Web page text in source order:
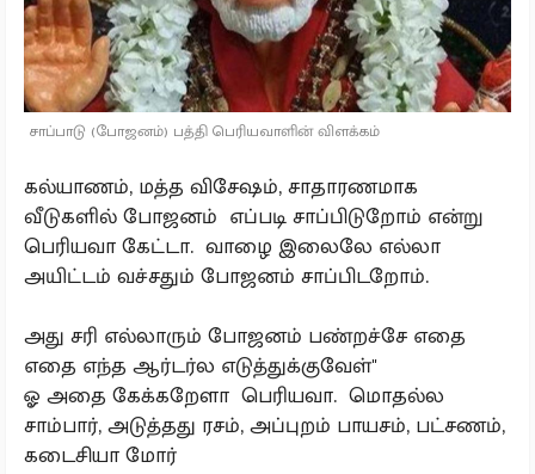
சாப்பாடு (போஜனம்) பத்தி பெரியவாளின் விளக்கம்
கல்யாணம், மத்த விசேஷம், சாதாரணமாக
வீடுகளில் போஜனம் எப்படி சாப்பிடுறோம் என்று
பெரியவா கேட்டா. வாழை இலைலே எல்லா
அயிட்டம் வச்சதும் போஜனம் சாப்பிடறோம்.
அது சரி எல்லாரும் போஜனம் பண்றச்சே எதை
எதை எந்த ஆர்டர்ல எடுத்துக்குவேள்"
ஓ அதை கேக்கறேளா பெரியவா. மொதல்ல
சாம்பார், அடுத்தது ரசம், அப்புறம் பாயசம், பட்சணம்,
கடைசியா மோர்